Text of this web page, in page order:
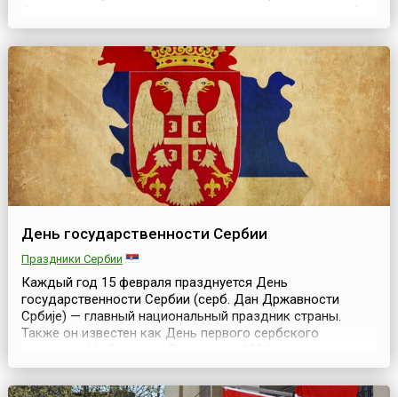
еще это единственный день зимой, когда может
приключиться гроза — можно услышать гром и увидеть
молнии. Поэтому сербы зовут этот праздник «Св...
День государственности Сербии
Праздники Сербии
Каждый год 15 февраля празднуется День
государственности Сербии (серб. Дан Државности
Србије) — главный национальный праздник страны.
Также он известен как День первого сербского
собрании виднейших воевод Сербии в Орашаце было
поднято первое сербское восстание против турецкого